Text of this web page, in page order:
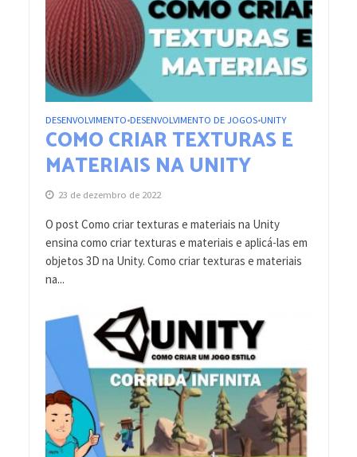
DESENVOLVIMENTO•DESENVOLVIMENTO DE JOGOS•UNITY
COMO CRIAR TEXTURAS E
MATERIAIS NA UNITY
23 de dezembro de 2022
O post Como criar texturas e materiais na Unity
ensina como criar texturas e materiais e aplicá-las em
objetos 3D na Unity. Como criar texturas e materiais
na...